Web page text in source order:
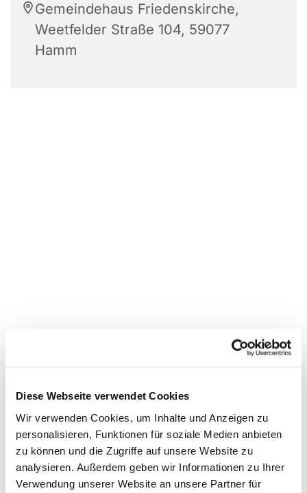
Diese Webseite verwendet Cookies
Wir verwenden Cookies, um Inhalte und Anzeigen zu
personalisieren, Funktionen für soziale Medien anbieten
zu können und die Zugriffe auf unsere Website zu
analysieren. Außerdem geben wir Informationen zu Ihrer
Verwendung unserer Website an unsere Partner für
Gemeindehaus Friedenskirche,
Weetfelder Straße 104, 59077
Hamm
Dies könnte Sie auch
interessieren